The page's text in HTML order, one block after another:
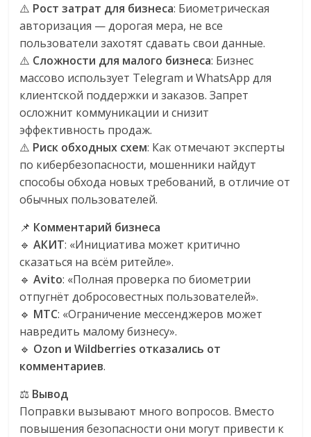
⚠️ Рост затрат для бизнеса: Биометрическая
авторизация — дорогая мера, не все
пользователи захотят сдавать свои данные.
⚠️ Сложности для малого бизнеса: Бизнес
массово использует Telegram и WhatsApp для
клиентской поддержки и заказов. Запрет
осложнит коммуникации и снизит
эффективность продаж.
⚠️ Риск обходных схем: Как отмечают эксперты
по кибербезопасности, мошенники найдут
способы обхода новых требований, в отличие от
обычных пользователей.
📌 Комментарий бизнеса
🔹АКИТ: «Инициатива может критично
сказаться на всём ритейле».
🔹Avito: «Полная проверка по биометрии
отпугнёт добросовестных пользователей».
🔹 МТС: «Ограничение мессенджеров может
навредить малому бизнесу».
🔹 Ozon и Wildberries отказались от
комментариев.
⚖️ Вывод
Поправки вызывают много вопросов. Вместо
повышения безопасности они могут привести к